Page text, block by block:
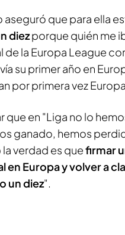
aseguró que para ella
diezporque quién me
de la Europa League
su primer año en
por primera vez
que en "Liga no lo
ganado, hemos
verdad es quefirmar
en Europa y volver a
un diez".